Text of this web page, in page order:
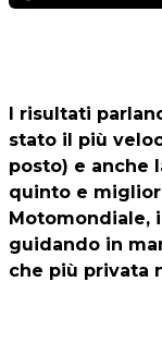
I risultati
stato il più
posto) e anche
quinto e
Motomondiale,
guidando in
che più privata